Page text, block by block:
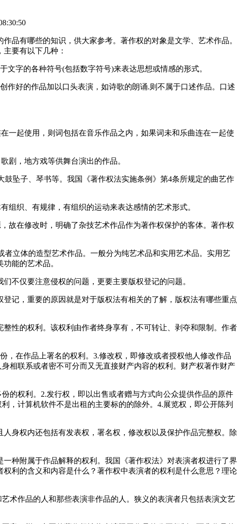
品有哪些的知识，供大家参考。著作权的对象是文学、艺术作品。
要有以下几种：
字的各种符号(包括数字符号)来表达思想或情感的形式。
作好的作品加以口头表演，如诗歌的朗诵.则不属于口述作品。口述
一起使用，则词包括在音乐作品之内，如果词未和乐曲连在一起使
剧，地方戏等供舞台演出的作品。
坠子、琴书等。我国《著作权法实施条例》第4条所规定的曲艺作
组织、有规律，有组织的运动来表达感情的艺术形式。
故在修改时，明确了杂技艺术作品作为著作权保护的客体。著作权
立体的造型艺术作品。一般分为纯艺术品和实用艺术品。实用艺
能的艺术品。
不仅要注意侵权的问题，更要主要版权登记的问题。
记，重要的原因就是对于版权法有相关的了解，版权法有哪些重点
性的权利。该权利由作者终身享有，不可转让、剥夺和限制。作者
，在作品上署名的权利。3.修改权，即修改或者授权他人修改作品
相联系或者密不可分而又无直接财产内容的权利。财产权著作财产
的权利。2.发行权，即以出售或者赠与方式向公众提供作品的原件
，计算机软件不是出租的主要标的的除外。4.展览权，即公开陈列
身权内还包括有发表权，署名权，修改权以及保护作品完整权。除
种附属于作品解释的权利。我国《著作权法》对表演者权进行了界
利的含义和内容是什么？著作权中表演者的权利是什么意思？理论
术作品的人和那些表演非作品的人。狭义的表演者只包括表演文艺